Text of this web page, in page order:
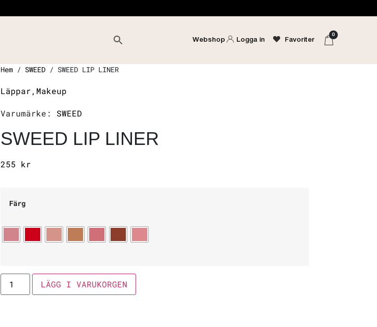
Webshop Logga in Favoriter
0
Hem / SWEED / SWEED LIP LINER
Läppar, Makeup
Varumärke: SWEED
SWEED LIP LINER
255 kr
Färg
LÄGG I VARUKORGEN